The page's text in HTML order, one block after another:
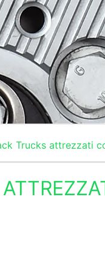
Trucks attrezzati